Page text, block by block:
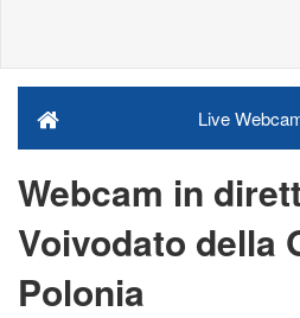
Live
Webcam in
Voivodato della
Polonia